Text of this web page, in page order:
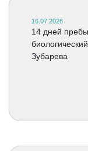
16.07.2026
14 дней
Зубарева